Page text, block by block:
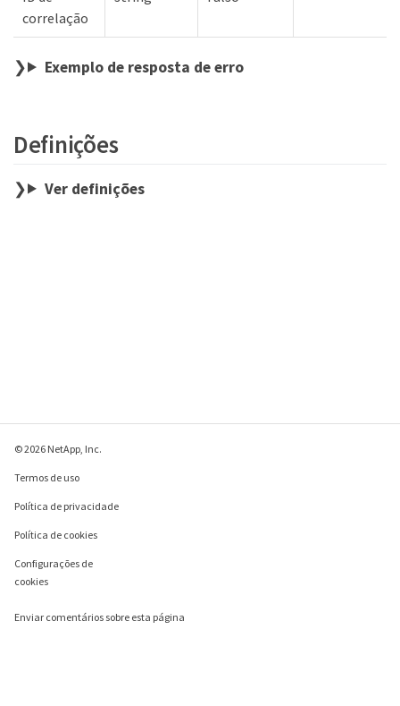
correlação
Exemplo de resposta de erro
Definições
Ver definições
© 2026 NetApp, Inc.
Termos de uso
Política de privacidade
Política de cookies
Configurações de
cookies
Enviar comentários sobre esta página